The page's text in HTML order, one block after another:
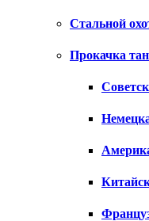
Стальной
Прокачка